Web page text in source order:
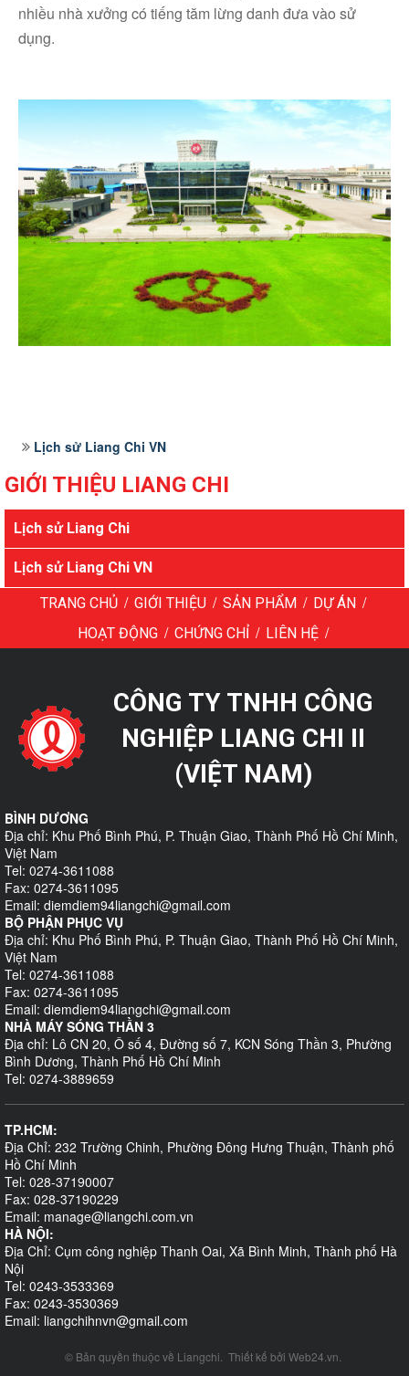
nhiều nhà xưởng có tiếng tăm lừng danh đưa vào sử
dụng.
Lịch sử Liang Chi VN
GIỚI THIỆU LIANG CHI
Lịch sử Liang Chi
Lịch sử Liang Chi VN
TRANG CHỦ / GIỚI THIỆU / SẢN PHẨM / DỰ ÁN /
HOẠT ĐỘNG / CHỨNG CHỈ / LIÊN HỆ /
CÔNG TY TNHH CÔNG
NGHIỆP LIANG CHI II
(VIỆT NAM)
BÌNH DƯƠNG
Địa chỉ: Khu Phố Bình Phú, P. Thuận Giao, Thành Phố Hồ Chí Minh,
Việt Nam
Tel: 0274-3611088
Fax: 0274-3611095
Email: diemdiem94liangchi@gmail.com
BỘ PHẬN PHỤC VỤ
Địa chỉ: Khu Phố Bình Phú, P. Thuận Giao, Thành Phố Hồ Chí Minh,
Việt Nam
Tel: 0274-3611088
Fax: 0274-3611095
Email: diemdiem94liangchi@gmail.com
NHÀ MÁY SÓNG THẦN 3
Địa chỉ: Lô CN 20, Ô số 4, Đường số 7, KCN Sóng Thần 3, Phường
Bình Dương, Thành Phố Hồ Chí Minh
Tel: 0274-3889659
TP.HCM:
Địa Chỉ: 232 Trường Chinh, Phường Đông Hưng Thuận, Thành phố
Hồ Chí Minh
Tel: 028-37190007
Fax: 028-37190229
Email: manage@liangchi.com.vn
HÀ NỘI:
Địa Chỉ: Cụm công nghiệp Thanh Oai, Xã Bình Minh, Thành phố Hà
Nội
Tel: 0243-3533369
Fax: 0243-3530369
Email: liangchihnvn@gmail.com
© Bản quyền thuộc về Liangchi Thiết kế bởi Web24.vn